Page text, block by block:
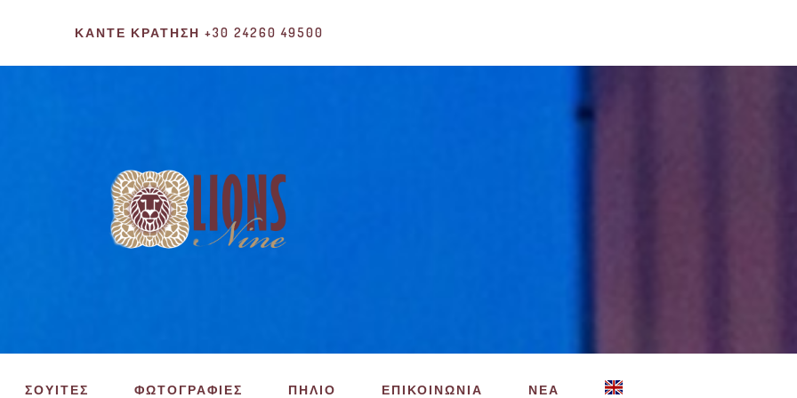
ΚΆΝΤΕ ΚΡΆΤΗΣΗ +30 24260 49500
ΣΟΥΙΤΕΣ ΦΩΤΟΓΡΑΦΙΕΣ ΠΗΛΙΟ ΕΠΙΚΟΙΝΩΝΙΑ ΝΕΑ